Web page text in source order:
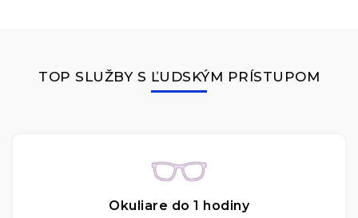
TOP SLUŽBY S ĽUDSKÝM PRÍSTUPOM
Okuliare do 1 hodiny